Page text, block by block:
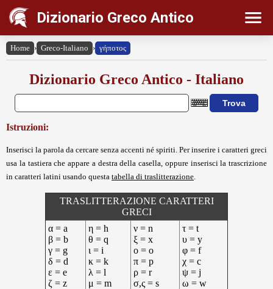
Dizionario Greco Antico
Home › Greco-Italiano › γήποτος
Dizionario Greco Antico - Italiano
Istruzioni:
Inserisci la parola da cercare senza accenti né spiriti. Per inserire i caratteri greci
usa la tastiera che appare a destra della casella, oppure inserisci la trascrizione
in caratteri latini usando questa tabella di traslitterazione
TRASLITTERAZIONE CARATTERI
GRECI
α = a
β = b
γ = g
δ = d
ε = e
ζ = z
η = h
θ = q
ι = i
κ = k
λ = l
μ = m
ν = n
ξ = x
ο = o
π = p
ρ = r
σ,ς = s
τ = t
υ = y
φ = f
χ = c
ψ = j
ω = w